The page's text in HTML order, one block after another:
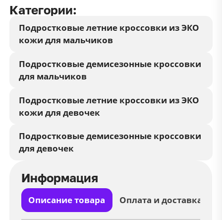
Категории:
Подростковые летние кроссовки из ЭКО
кожи для мальчиков
Подростковые демисезонные кроссовки
для мальчиков
Подростковые летние кроссовки из ЭКО
кожи для девочек
Подростковые демисезонные кроссовки
для девочек
Информация
Описание товара Оплата и доставка